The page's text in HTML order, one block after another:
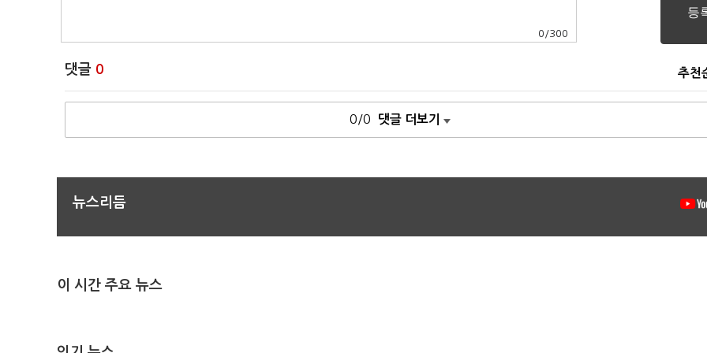
0 /300
댓글 0 추천
0/0 댓글 더보기
뉴스리듬
이 시간 주요 뉴스